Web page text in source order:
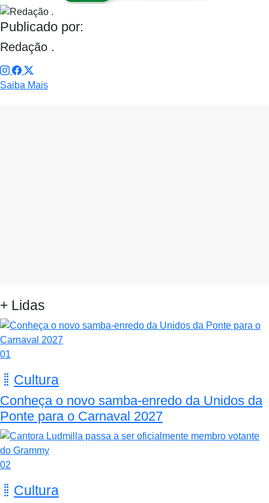
Publicado por:
Redação .
Saiba Mais
+ Lidas
01
Cultura
Conheça o novo samba-enredo da Unidos da
Ponte para o Carnaval 2027
02
Cultura